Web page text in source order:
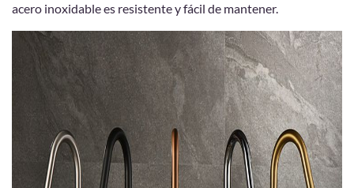
acero inoxidable es resistente y fácil de mantener.